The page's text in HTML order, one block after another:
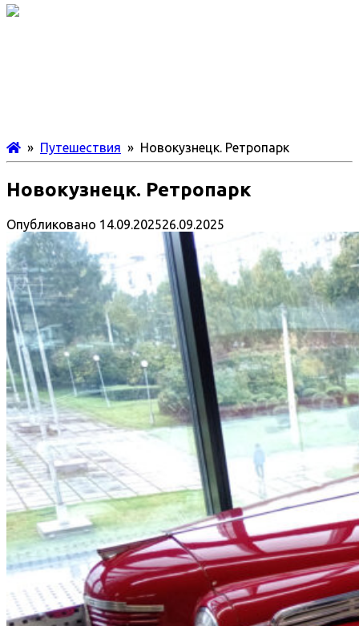
» Путешествия » Новокузнецк. Ретропарк
Новокузнецк. Ретропарк
Опубликовано 14.09.202526.09.2025